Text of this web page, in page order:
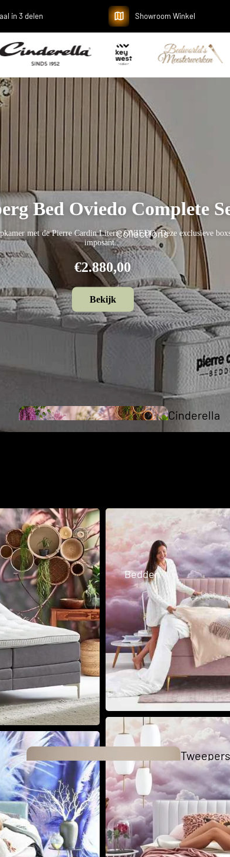
in 3 delen Showroom Winkel
Collections
Cinderella
Collection
Business
The Key
Collection
Scandii
Collection
Bedden
bedden
Bed Genova LED Complete
in je slaapkamer met de Pierre Cardin Literie GENOVA
voorzien ...
€2.460,00
Bekijk